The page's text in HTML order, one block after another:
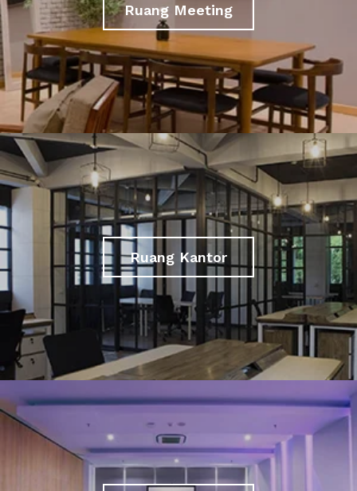
Ruang Meeting
Ruang Kantor